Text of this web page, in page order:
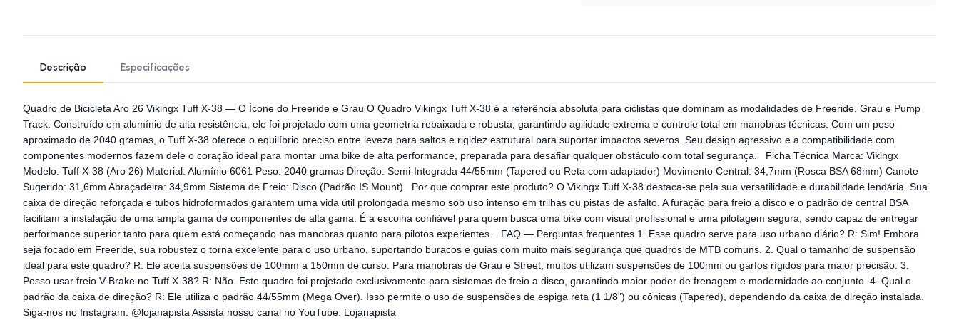
Descrição Especificações
Quadro de Bicicleta Aro 26 Vikingx Tuff X-38 — O Ícone do Freeride e Grau O Quadro Vikingx Tuff X-38 é a referência absoluta para ciclistas que dominam as modalidades de Freeride, Grau e Pump
Track. Construído em alumínio de alta resistência, ele foi projetado com uma geometria rebaixada e robusta, garantindo agilidade extrema e controle total em manobras técnicas. Com um peso
aproximado de 2040 gramas, o Tuff X-38 oferece o equilíbrio preciso entre leveza para saltos e rigidez estrutural para suportar impactos severos. Seu design agressivo e a compatibilidade com
componentes modernos fazem dele o coração ideal para montar uma bike de alta performance, preparada para desafiar qualquer obstáculo com total segurança. Ficha Técnica Marca: Vikingx
Modelo: Tuff X-38 (Aro 26) Material: Alumínio 6061 Peso: 2040 gramas Direção: Semi-Integrada 44/55mm (Tapered ou Reta com adaptador) Movimento Central: 34,7mm (Rosca BSA 68mm) Canote
Sugerido: 31,6mm Abraçadeira: 34,9mm Sistema de Freio: Disco (Padrão IS Mount) Por que comprar este produto? O Vikingx Tuff X-38 destaca-se pela sua versatilidade e durabilidade lendária. Sua
caixa de direção reforçada e tubos hidroformados garantem uma vida útil prolongada mesmo sob uso intenso em trilhas ou pistas de asfalto. A furação para freio a disco e o padrão de central BSA
facilitam a instalação de uma ampla gama de componentes de alta gama. É a escolha confiável para quem busca uma bike com visual profissional e uma pilotagem segura, sendo capaz de entregar
performance superior tanto para quem está começando nas manobras quanto para pilotos experientes. FAQ — Perguntas frequentes 1. Esse quadro serve para uso urbano diário? R: Sim! Embora
seja focado em Freeride, sua robustez o torna excelente para o uso urbano, suportando buracos e guias com muito mais segurança que quadros de MTB comuns. 2. Qual o tamanho de suspensão
ideal para este quadro? R: Ele aceita suspensões de 100mm a 150mm de curso. Para manobras de Grau e Street, muitos utilizam suspensões de 100mm ou garfos rígidos para maior precisão. 3.
Posso usar freio V-Brake no Tuff X-38? R: Não. Este quadro foi projetado exclusivamente para sistemas de freio a disco, garantindo maior poder de frenagem e modernidade ao conjunto. 4. Qual o
padrão da caixa de direção? R: Ele utiliza o padrão 44/55mm (Mega Over). Isso permite o uso de suspensões de espiga reta (1 1/8") ou cônicas (Tapered), dependendo da caixa de direção instalada.
Siga-nos no Instagram: @lojanapista Assista nosso canal no YouTube: Lojanapista